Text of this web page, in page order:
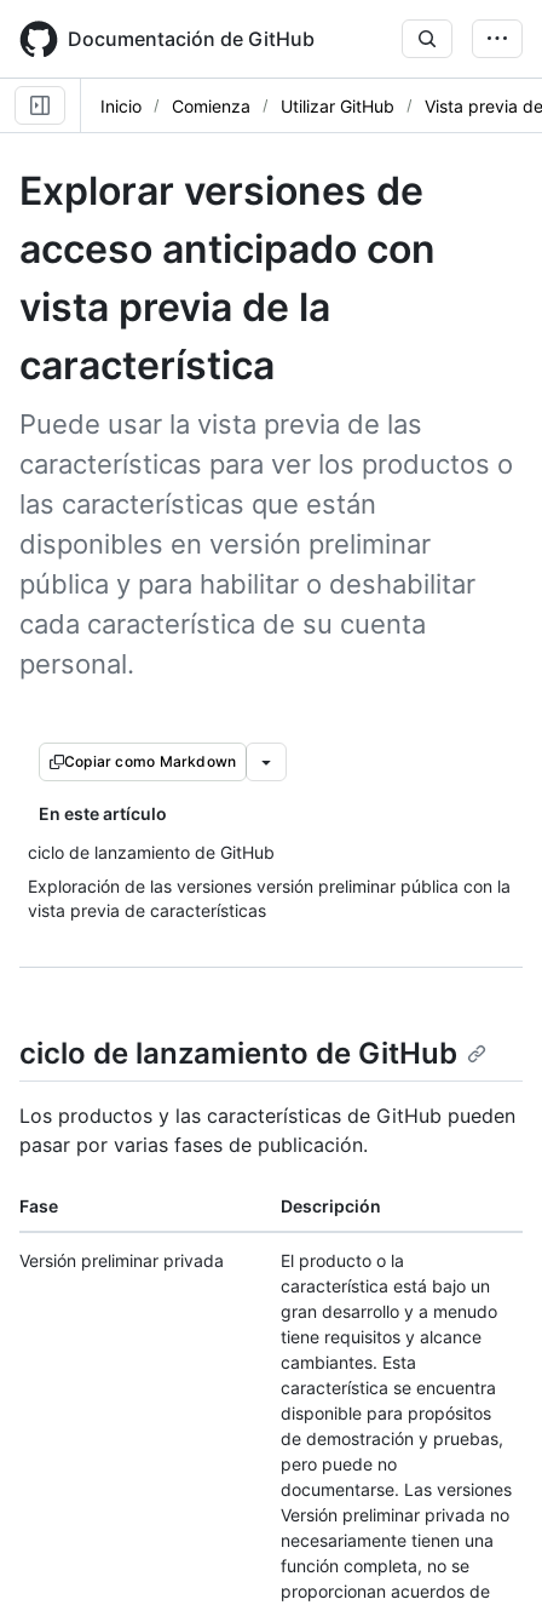
main
content
Documentación de GitHub
Inicio Comienza Utilizar GitHub Vista previa
Explorar versiones de
acceso anticipado con
vista previa de la
característica
Puede usar la vista previa de las
características para ver los productos o
las características que están
disponibles en versión preliminar
pública y para habilitar o deshabilitar
cada característica de su cuenta
personal.
Copiar como Markdown
En este artículo
ciclo de lanzamiento de GitHub
Exploración de las versiones versión preliminar pública con la
vista previa de características
ciclo de lanzamiento de GitHub
Los productos y las características de GitHub pueden
pasar por varias fases de publicación.
Fase Descripción
Versión preliminar privada
El producto o la
característica está bajo un
gran desarrollo y a menudo
tiene requisitos y alcance
cambiantes. Esta
característica se encuentra
disponible para propósitos
de demostración y pruebas,
pero puede no
documentarse. Las versiones
Versión preliminar privada no
necesariamente tienen una
función completa, no se
proporcionan acuerdos de